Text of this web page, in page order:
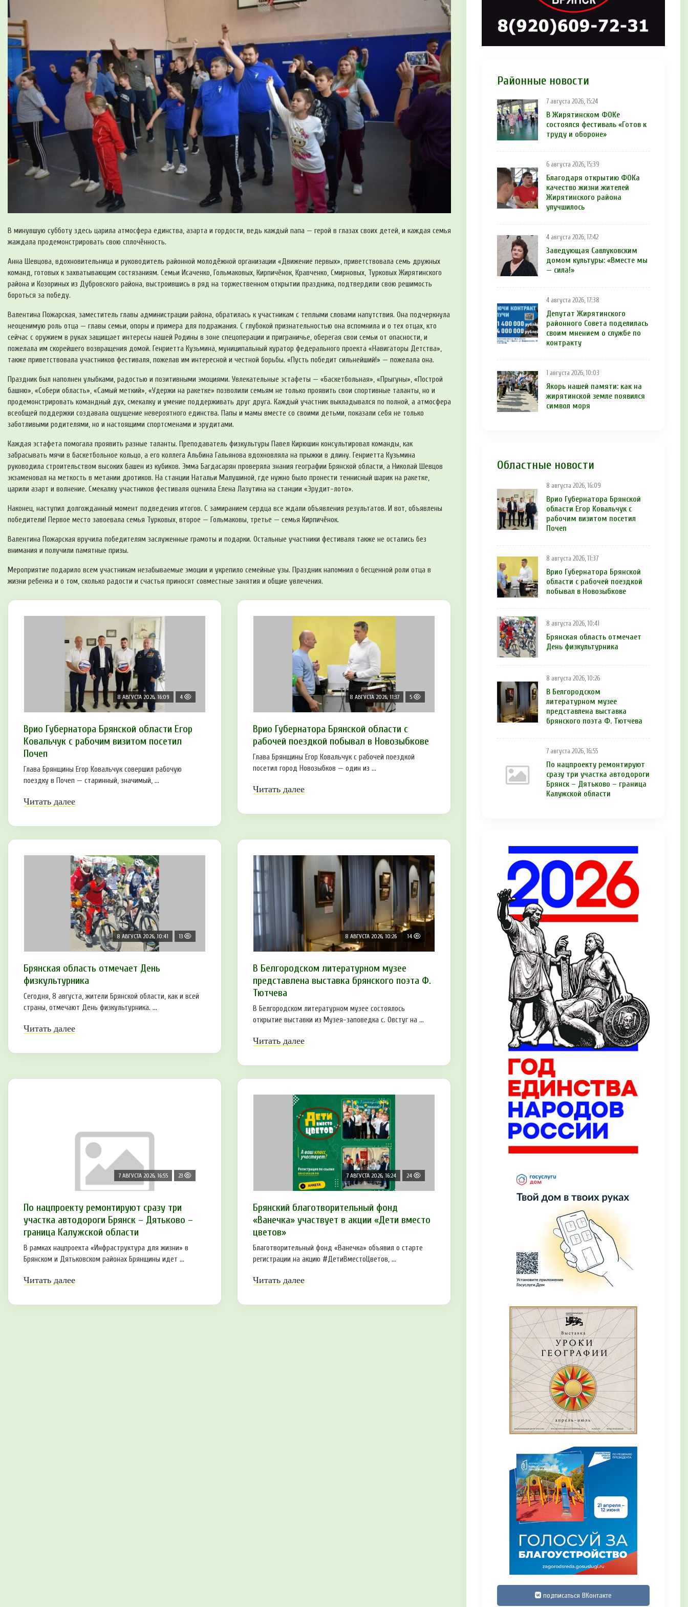
В минувшую субботу здесь царила атмосфера единства, азарта и гордости, ведь каждый папа — герой в глазах своих детей, и каждая семья
жаждала продемонстрировать свою сплочённость.
Анна Шевцова, вдохновительница и руководитель районной молодёжной организации «Движение первых», приветствовала семь дружных
команд, готовых к захватывающим состязаниям. Семьи Исаченко, Гольмаковых, Кирпичёнок, Кравченко, Смирновых, Турковых Жирятинского
района и Козориных из Дубровского района, выстроившись в ряд на торжественном открытии праздника, подтвердили свою решимость
бороться за победу.
Валентина Пожарская, заместитель главы администрации района, обратилась к участникам с теплыми словами напутствия. Она подчеркнула
неоценимую роль отца — главы семьи, опоры и примера для подражания. С глубокой признательностью она вспомнила и о тех отцах, кто
сейчас с оружием в руках защищает интересы нашей Родины в зоне спецоперации и приграничье, оберегая свои семьи от опасности, и
пожелала им скорейшего возвращения домой. Генриетта Кузьмина, муниципальный куратор федерального проекта «Навигаторы Детства»,
также приветствовала участников фестиваля, пожелав им интересной и честной борьбы. «Пусть победит сильнейший!» — пожелала она.
Праздник был наполнен улыбками, радостью и позитивными эмоциями. Увлекательные эстафеты — «Баскетбольная», «Прыгуны», «Построй
башню», «Собери область», «Самый меткий», «Удержи на ракетке» позволили семьям не только проявить свои спортивные таланты, но и
продемонстрировать командный дух, смекалку и умение поддерживать друг друга. Каждый участник выкладывался по полной, а атмосфера
всеобщей поддержки создавала ощущение невероятного единства. Папы и мамы вместе со своими детьми, показали себя не только
заботливыми родителями, но и настоящими спортсменами и эрудитами.
Каждая эстафета помогала проявить разные таланты. Преподаватель физкультуры Павел Кирюшин консультировал команды, как
забрасывать мячи в баскетбольное кольцо, а его коллега Альбина Гальянова вдохновляла на прыжки в длину. Генриетта Кузьмина
руководила строительством высоких башен из кубиков. Эмма Багдасарян проверяла знания географии Брянской области, а Николай Шевцов
экзаменовал на меткость в метании дротиков. На станции Натальи Малушиной, где нужно было пронести теннисный шарик на ракетке,
царили азарт и волнение. Смекалку участников фестиваля оценила Елена Лазутина на станции «Эрудит-лото».
Наконец, наступил долгожданный момент подведения итогов. С замиранием сердца все ждали объявления результатов. И вот, объявлены
победители! Первое место завоевала семья Турковых, второе — Гольмаковы, третье — семья Кирпичёнок.
Валентина Пожарская вручила победителям заслуженные грамоты и подарки. Остальные участники фестиваля также не остались без
внимания и получили памятные призы.
Мероприятие подарило всем участникам незабываемые эмоции и укрепило семейные узы. Праздник напомнил о бесценной роли отца в
жизни ребенка и о том, сколько радости и счастья приносят сов­местные занятия и общие увлечения.
8 АВГУСТА 2026, 16:09 4
Врио Губернатора Брянской области Егор
Ковальчук с рабочим визитом посетил
Почеп
Глава Брянщины Егор Ковальчук совершил рабочую
поездку в Почеп — старинный, значимый, ...
Читать далее
8 АВГУСТА 2026, 11:37 5
Врио Губернатора Брянской области с
рабочей поездкой побывал в Новозыбкове
Глава Брянщины Егор Ковальчук с рабочей поездкой
посетил город Новозыбков — один из ...
Читать далее
8 АВГУСТА 2026, 10:41 13
Брянская область отмечает День
физкультурника
Сегодня, 8 августа, жители Брянской области, как и всей
страны, отмечают День физкультурника. ...
Читать далее
8 АВГУСТА 2026, 10:26 14
В Белгородском литературном музее
представлена выставка брянского поэта Ф.
Тютчева
В Белгородском литературном музее состоялось
открытие выставки из Музея-заповедка с. Овстуг на ...
Читать далее
7 АВГУСТА 2026, 16:55 23
По нацпроекту ремонтируют сразу три
участка автодороги Брянск – Дятьково –
граница Калужской области
В рамках нацпроекта «Инфраструктура для жизни» в
Брянском и Дятьковском районах Брянщины идет ...
Читать далее
7 АВГУСТА 2026, 16:24 24
Брянский благотворительный фонд
«Ванечка» участвует в акции «Дети вместо
цветов»
Благотворительный фонд «Ванечка» объявил о старте
регистрации на акцию #ДетиВместоЦветов, ...
Читать далее
Районные новости
7 августа 2026, 15:24
В Жирятинском ФОКе
состоялся фестиваль «Готов к
труду и обороне»
6 августа 2026, 15:39
Благодаря открытию ФОКа
качество жизни жителей
Жирятинского района
улучшилось
4 августа 2026, 17:42
Заведующая Савлуковским
домом культуры: «Вместе мы
— сила!»
4 августа 2026, 17:38
Депутат Жирятинского
районного Совета поделилась
своим мнением о службе по
контракту
1 августа 2026, 10:03
Якорь нашей памяти: как на
жирятинской земле появился
символ моря
Областные новости
8 августа 2026, 16:09
Врио Губернатора Брянской
области Егор Ковальчук с
рабочим визитом посетил
Почеп
8 августа 2026, 11:37
Врио Губернатора Брянской
области с рабочей поездкой
побывал в Новозыбкове
8 августа 2026, 10:41
Брянская область отмечает
День физкультурника
8 августа 2026, 10:26
В Белгородском
литературном музее
представлена выставка
брянского поэта Ф. Тютчева
7 августа 2026, 16:55
По нацпроекту ремонтируют
сразу три участка автодороги
Брянск – Дятьково – граница
Калужской области
подписаться ВКонтакте